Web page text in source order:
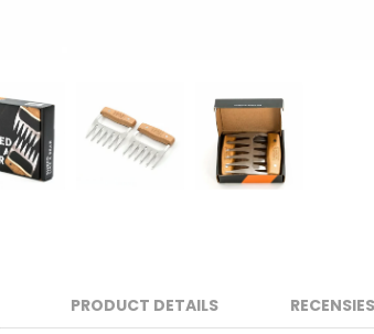
PRODUCT DETAILS RECENSIES